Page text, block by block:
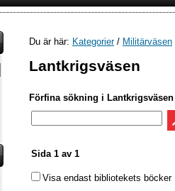
Du är här: Kategorier/ Militärväsen
Lantkrigsväsen
Förfina sökning i Lantkrigsväsen
Sida 1 av 1
Visa endast bibliotekets böcker